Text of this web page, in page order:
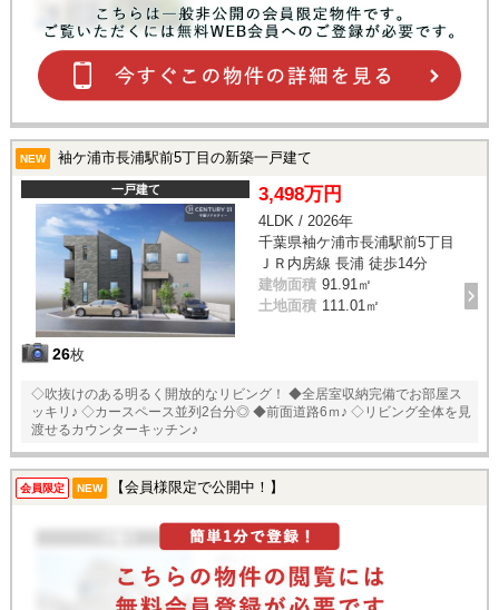
NEW 袖ケ浦市長浦駅前5丁目の新築一戸建て
一戸建て
26枚
3,498万円
4LDK / 2026年
千葉県袖ケ浦市長浦駅前5丁目
ＪＲ内房線 長浦 徒歩14分
建物面積 91.91㎡
土地面積 111.01㎡
◇吹抜けのある明るく開放的なリビング！ ◆全居室収納完備でお部屋ス
ッキリ♪ ◇カースペース並列2台分◎ ◆前面道路6ｍ♪ ◇リビング全体を見
渡せるカウンターキッチン♪
会員限定 NEW 【会員様限定で公開中！】